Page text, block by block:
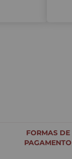
FORMAS DE
PAGAMENTO